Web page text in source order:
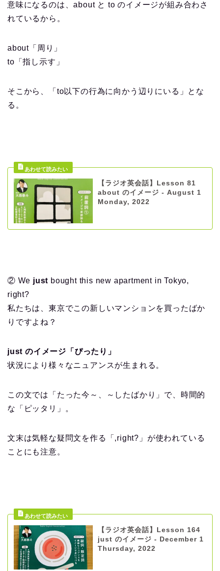
意味になるのは、about と to のイメージが組み合わさ
れているから。
about「周り」
to「指し示す」
そこから、「to以下の行為に向かう辺りにいる」とな
る。
【ラジオ英会話】Lesson 81
about のイメージ - August 1
Monday, 2022
② We just bought this new apartment in Tokyo,
right?
私たちは、東京でこの新しいマンションを買ったばか
りですよね？
just のイメージ「ぴったり」
状況により様々なニュアンスが生まれる。
この文では「たった今～、～したばかり」で、時間的
な「ピッタリ」。
文末は気軽な疑問文を作る「,right?」が使われている
ことにも注意。
【ラジオ英会話】Lesson 164
just のイメージ - December 1
Thursday, 2022